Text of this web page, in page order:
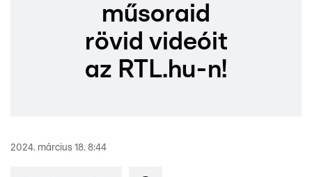
műsoraid
rövid videóit
az RTL.hu-n!
2024. március 18. 8:44